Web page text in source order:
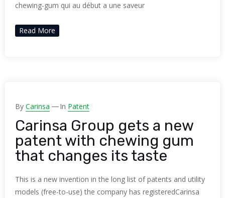
chewing-gum qui au début a une saveur
Read More
By Carinsa In Patent
Carinsa Group gets a new
patent with chewing gum
that changes its taste
This is a new invention in the long list of patents and utility
models (free-to-use) the company has registeredCarinsa